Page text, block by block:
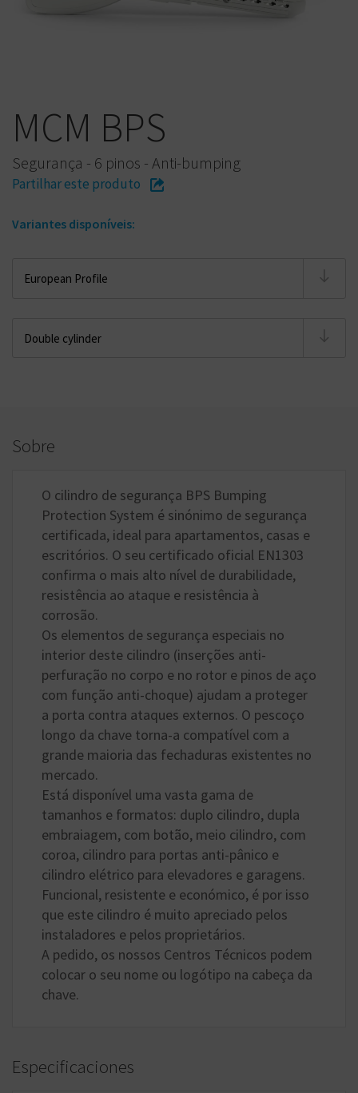
MCM BPS
Segurança - 6 pinos - Anti-bumping
Partilhar este produto
Variantes disponíveis:
Sobre
O cilindro de segurança BPS Bumping
Protection System é sinónimo de segurança
certificada, ideal para apartamentos, casas e
escritórios. O seu certificado oficial EN1303
confirma o mais alto nível de durabilidade,
resistência ao ataque e resistência à
corrosão.
Os elementos de segurança especiais no
interior deste cilindro (inserções anti-
perfuração no corpo e no rotor e pinos de aço
com função anti-choque) ajudam a proteger
a porta contra ataques externos. O pescoço
longo da chave torna-a compatível com a
grande maioria das fechaduras existentes no
mercado.
Está disponível uma vasta gama de
tamanhos e formatos: duplo cilindro, dupla
embraiagem, com botão, meio cilindro, com
coroa, cilindro para portas anti-pânico e
cilindro elétrico para elevadores e garagens.
Funcional, resistente e económico, é por isso
que este cilindro é muito apreciado pelos
instaladores e pelos proprietários.
A pedido, os nossos Centros Técnicos podem
colocar o seu nome ou logótipo na cabeça da
chave.
Especificaciones